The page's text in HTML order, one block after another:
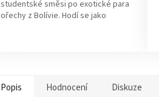
studentské směsi po exotické para
ořechy z Bolívie. Hodí se jako
Popis Hodnocení Diskuze